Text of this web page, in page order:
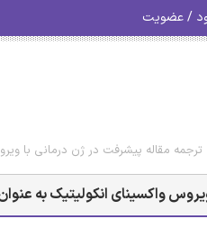
/ عضویت
ترجمه مقاله پیشرفت در ژن درمانی با
واکسینای انکولیتیک به